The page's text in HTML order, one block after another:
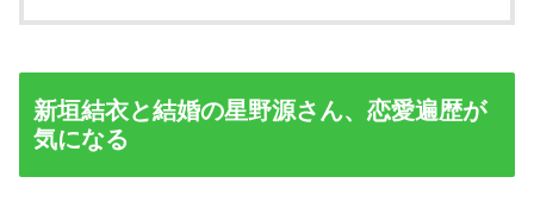
新垣結衣と結婚の星野源さん、恋愛遍歴が
気になる